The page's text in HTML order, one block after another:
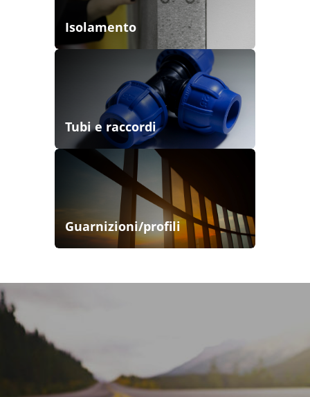
Isolamento
Tubi e raccordi
Guarnizioni/profili